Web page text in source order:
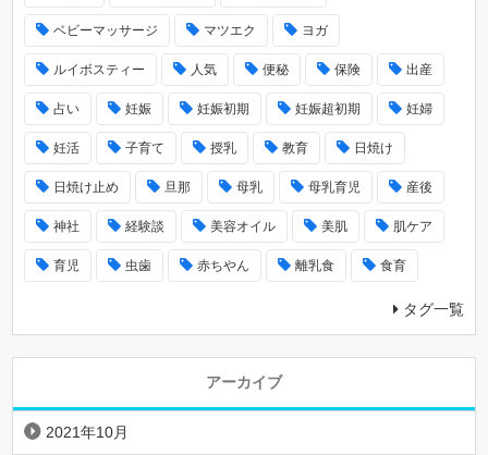
ベビーマッサージ マツエク ヨガ
ルイボスティー 人気 便秘 保険 出産
占い 妊娠 妊娠初期 妊娠超初期 妊婦
妊活 子育て 授乳 教育 日焼け
日焼け止め 旦那 母乳 母乳育児 産後
神社 経験談 美容オイル 美肌 肌ケア
育児 虫歯 赤ちやん 離乳食 食育
タグ一覧
アーカイブ
2021年10月